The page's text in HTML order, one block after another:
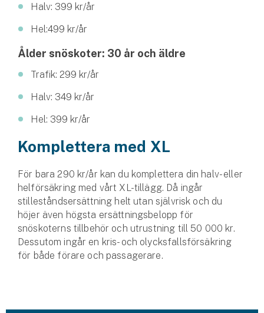
Djur
Hundförsäkring
Kattförsäkring
Djurförsäkring
Hem & hus
Villaförsäkring
Bostadsrättsförsäkring
Hyresrättsförsäkring
Halv: 399 kr/år
Hel:499 kr/år
Ålder snöskoter: 30 år och äldre
Trafik: 299 kr/år
Halv: 349 kr/år
Hel: 399 kr/år
Komplettera med XL
För bara 290 kr/år kan du komplettera din halv- eller
helförsäkring med vårt XL-tillägg. Då ingår
stilleståndsersättning helt utan självrisk och du
höjer även högsta ersättningsbelopp för
snöskoterns tillbehör och utrustning till 50 000 kr.
Dessutom ingår en kris- och olycksfallsförsäkring
för både förare och passagerare.